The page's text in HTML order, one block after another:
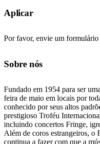
Aplicar
Por favor, envie um
Sobre nós
Fundado em 1954 para ser
feira de maio em locais por
conhecido por seus altos
prestigioso Troféu
incluindo concertos Fringe,
Além de coros estrangeiros, o
continua a fazer com que a